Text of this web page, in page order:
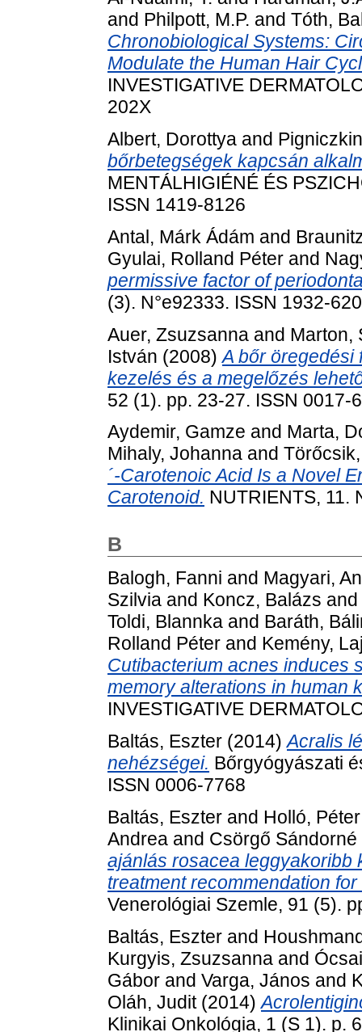
and Philpott, M.P. and Tóth,
Chronobiological Systems:
Modulate the Human Hair
INVESTIGATIVE
202X
Albert, Dorottya and
bőrbetegségek kapcsán
MENTÁLHIGIÉNÉ ÉS
ISSN 1419-8126
Antal, Márk Ádám and
Gyulai, Rolland Péter and
permissive factor of
(3). N°e92333. ISSN 1932-
Auer, Zsuzsanna and Marton,
István (2008)A bőr öregedési
kezelés és a megelőzés
52 (1). pp. 23-27. ISSN 0017-
Aydemir, Gamze and Marta,
Mihaly, Johanna and
´-Carotenoic Acid Is a Novel
Carotenoid. NUTRIENTS, 11.
B
Balogh, Fanni and Magyari,
Szilvia and Koncz, Balázs and
Toldi, Blannka and Baráth,
Rolland Péter and Kemény,
Cutibacterium acnes induces
memory alterations in human
INVESTIGATIVE
Baltás, Eszter (2014)Acralis
nehézségei. Bőrgyógyászati
ISSN 0006-7768
Baltás, Eszter and Holló, Péter
Andrea and Csörgő
ajánlás rosacea leggyakoribb
treatment recommendation
Venerológiai Szemle, 91 (5).
Baltás, Eszter and
Kurgyis, Zsuzsanna and
Gábor and Varga, János and
Oláh, Judit(2014)
Klinikai Onkológia, 1 (S 1). p.